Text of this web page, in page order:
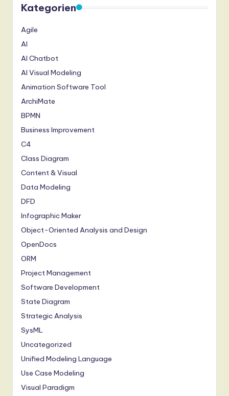
Kategorien
Agile
AI
AI Chatbot
AI Visual Modeling
Animation Software Tool
ArchiMate
BPMN
Business Improvement
C4
Class Diagram
Content & Visual
Data Modeling
DFD
Infographic Maker
Object-Oriented Analysis and Design
OpenDocs
ORM
Project Management
Software Development
State Diagram
Strategic Analysis
SysML
Uncategorized
Unified Modeling Language
Use Case Modeling
Visual Paradigm